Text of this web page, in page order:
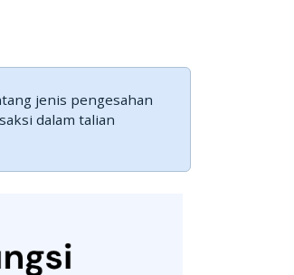
jenis pengesahan
dalam talian